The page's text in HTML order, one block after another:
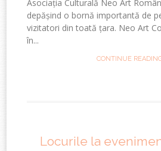
Asociația Culturală Neo Art
depășind o bornă importantă de
vizitatori din toată țara. Neo Art
în...
CONTINUE
Locurile la